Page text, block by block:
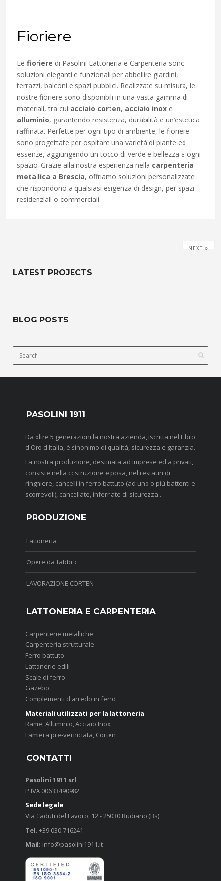
Fioriere
Lefioriere di Pasolini Lattoneria e Carpenteria sono
soluzioni eleganti e funzionali per abbellire giardini,
terrazzi, balconi e spazi pubblici. Realizzate su misura, le
nostre fioriere sono disponibili in una vasta gamma di
materiali, tra cui acciaio corten, acciaio inox e
alluminio, garantendo resistenza, durabilità e un’estetica
raffinata. Perfette per ogni tipo di ambiente, le fioriere
sono progettate per ospitare una varietà di piante ed
essenze, aggiungendo un tocco di verde e bellezza a ogni
spazio. Grazie alla nostra esperienza nella carpenteria
metallica a Brescia, offriamo soluzioni personalizzate
che rispondono a qualsiasi esigenza di design, per spazi
residenziali o commerciali.
NEXT »
LATEST PROJECTS
BLOG POSTS
PASOLINI 1911
Da oltre 5 generazioni la nostra azienda, iscritta nel Libro
d'Oro d'Italia, è sinonimo di qualità, sicurezza e garanzia.
La nostra produzione, destinata ad imprese ed a privati,
consiste nella costruzione e posa, nel restauri di
ringhiere, cancelli in ferro battuto (ad uno o più battenti e
scorrevoli), cancellate, inferriate di sicurezza...
PRODUZIONE
Lattoneria
Opere da fabbro
LAVORAZIONE CORTEN
LATTONERIA E CARPENTERIA
Carpenterie metalliche
Carpenteria strutturale
Ferro battuto
Lattonerie edili
Scale di ferro
Gazebo
Complementi d'arredo in ferro
Materiali utilizzati per la lattoneria
Rame, Alluminio, Acciaio Inox,
Lamiera pre-verniciata, Corten
CONTATTI
Pasolini 1911 srl
P.IVA 00633490982
Sede legale
Via Caduti del Lavoro, 12 - 25030 Rudiano (Bs)
Tel. +39 030.716241
Mail: info@pasolini1911.it